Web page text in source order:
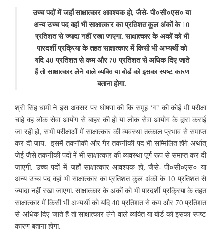
उच्च पदों में जहाँ साक्षात्कार आवश्यक हो, जैसे- पी०सी०एस० या
अन्य उच्च पद वहां भी साक्षात्कार का प्रतिशत कुल अंकों के 10
प्रतिशत से ज्यादा नहीं रखा जाएगा. साक्षात्कार के अकों को भी
पारदर्शी प्रक्रिया के तहत साक्षात्कार में किसी भी अभ्यर्थी को
यदि 40 प्रतिशत से कम और 70 प्रतिशत से अधिक दिए जाते
हैं तो साक्षात्कार लेने वाले व्यक्ति या बोर्ड को इसका स्पष्ट कारण
बताना होगा.
श्री सिंह धामी ने इस अवसर पर घोषणा की कि समूह ‘ग’ की कोई भी परीक्षा
चाहे वह लोक सेवा आयोग से बाहर की हो या लोक सेवा आयोग के द्वारा कराई
जा रही हो, सभी परीक्षाओं में साक्षात्कार की व्यवस्था तत्काल प्रभाव से समाप्त
कर दी जाय. इसमें तकनीकी और गैर तकनीकी पद भी सम्मिलित होंगे अर्थात्
जेई जैसे तकनीकी पदों में भी साक्षात्कार की व्यवस्था पूर्ण रूप से समाप्त कर दी
जाएगी. उच्च पदों में जहाँ साक्षात्कार आवश्यक हो, जैसे- पी०सी०एस० या
अन्य उच्च पद वहां भी साक्षात्कार का प्रतिशत कुल अंकों के 10 प्रतिशत से
ज्यादा नहीं रखा जाएगा. साक्षात्कार के अकों को भी पारदर्शी प्रक्रिया के तहत
साक्षात्कार में किसी भी अभ्यर्थी को यदि 40 प्रतिशत से कम और 70 प्रतिशत
से अधिक दिए जाते हैं तो साक्षात्कार लेने वाले व्यक्ति या बोर्ड को इसका स्पष्ट
कारण बताना होगा.